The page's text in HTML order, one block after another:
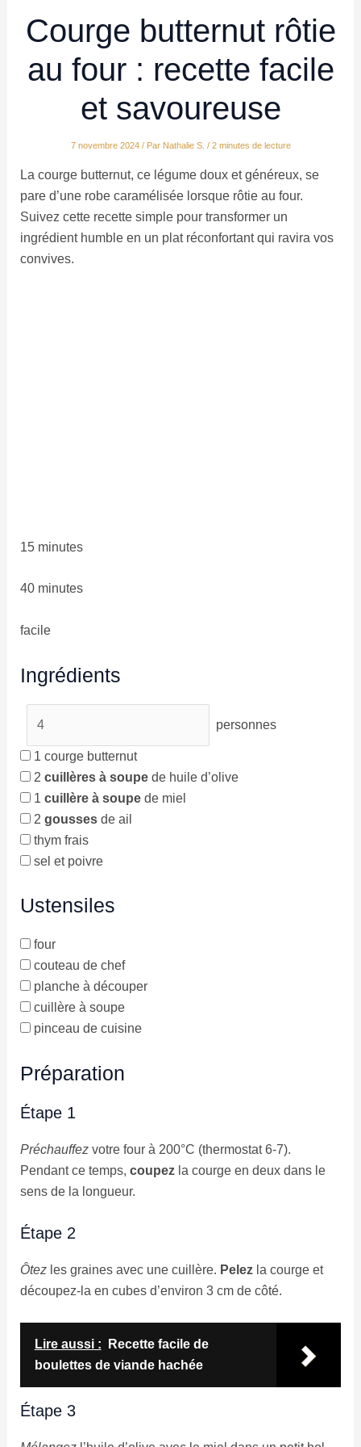
Courge butternut rôtie
au four : recette facile
et savoureuse
7 novembre 2024 / Par Nathalie S. / 2 minutes de lecture
La courge butternut, ce légume doux et généreux, se
pare d’une robe caramélisée lorsque rôtie au four.
Suivez cette recette simple pour transformer un
ingrédient humble en un plat réconfortant qui ravira vos
convives.
15 minutes
40 minutes
facile
Ingrédients
personnes
1 courge butternut
2 cuillères à soupede huile d’olive
1 cuillère à soupede miel
2 goussesde ail
thym frais
sel et poivre
Ustensiles
four
couteau de chef
planche à découper
cuillère à soupe
pinceau de cuisine
Préparation
Étape 1
Préchauffezvotre four à 200°C (thermostat 6-7).
Pendant ce temps, coupezla courge en deux dans le
sens de la longueur.
Étape 2
Ôtezles graines avec une cuillère. Pelezla courge et
découpez-la en cubes d’environ 3 cm de côté.
Lire aussi :
Recette facile de
boulettes de viande hachée
Étape 3